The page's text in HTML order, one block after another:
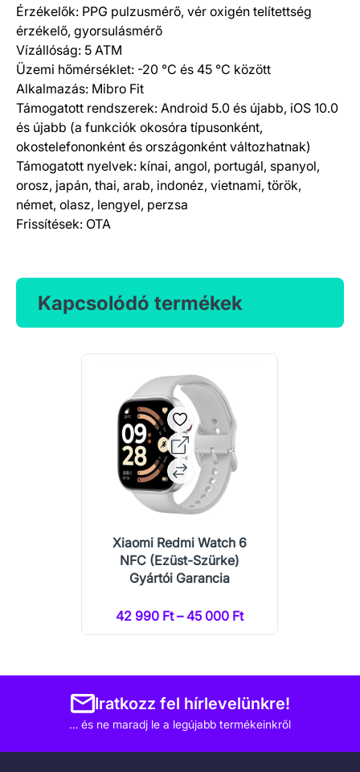
Érzékelők: PPG pulzusmérő, vér oxigén telítettség
érzékelő, gyorsulásmérő
Vízállóság: 5 ATM
Üzemi hőmérséklet: -20 °C és 45 °C között
Alkalmazás: Mibro Fit
Támogatott rendszerek: Android 5.0 és újabb, iOS 10.0
és újabb (a funkciók okosóra típusonként,
okostelefononként és országonként változhatnak)
Támogatott nyelvek: kínai, angol, portugál, spanyol,
orosz, japán, thai, arab, indonéz, vietnami, török,
német, olasz, lengyel, perzsa
Frissítések: OTA
Kapcsolódó termékek
Xiaomi Redmi Watch 6
NFC (Ezüst-Szürke)
Gyártói Garancia
42 990 Ft – 45 000 Ft
Iratkozz fel hírlevelünkre!
… és ne maradj le a legújabb termékeinkről